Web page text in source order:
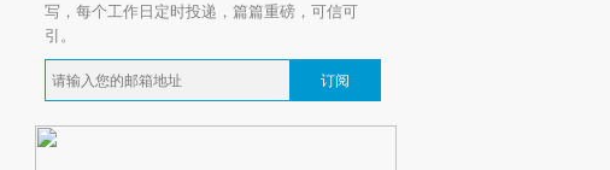
写，每个工作日定时投递，篇篇重磅，可信可
引。
订阅